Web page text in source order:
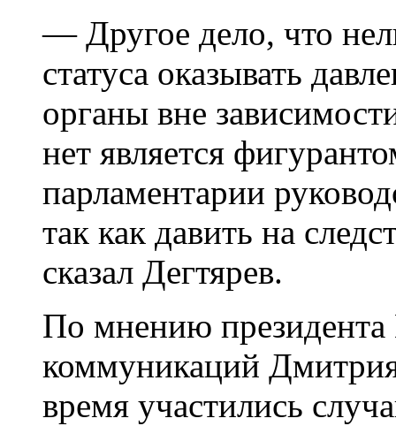
— Другое дело, что
статуса оказывать
органы вне
нет является
парламентарии
так как давить на
сказал Дегтярев.
По мнению президента
коммуникаций
время участились